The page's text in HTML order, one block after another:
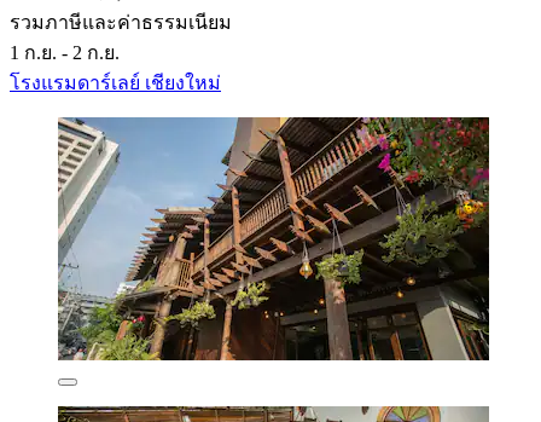
รวมภาษีและค่าธรรมเนียม
1 ก.ย. - 2 ก.ย.
โรงแรมดาร์เลย์ เชียงใหม่